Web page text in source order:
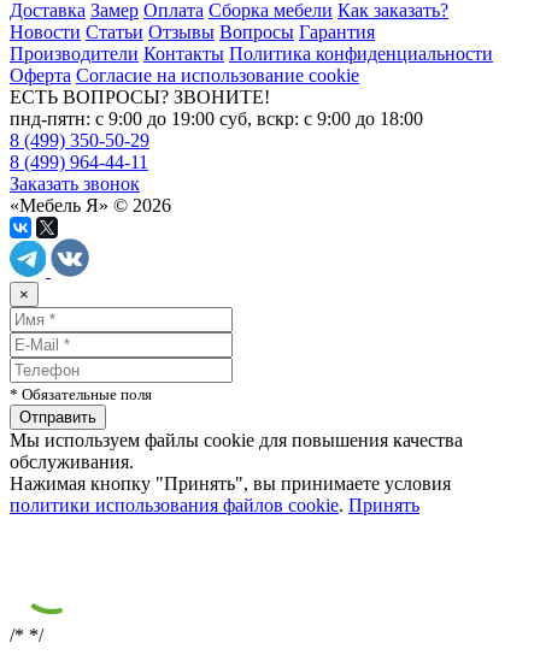
Доставка Замер Оплата Сборка мебели Как заказать?
Новости Статьи Отзывы Вопросы Гарантия
Производители Контакты Политика конфиденциальности
Оферта Согласие на использование cookie
ЕСТЬ ВОПРОСЫ? ЗВОНИТЕ!
пнд-пятн: с 9:00 до 19:00 суб, вскр: с 9:00 до 18:00
8 (499) 350-50-29
8 (499) 964-44-11
Заказать звонок
«Мебель Я» © 2026
×
* Обязательные поля
Мы используем файлы cookie для повышения качества
обслуживания.
Нажимая кнопку "Принять", вы принимаете условия
политики использования файлов cookie. Принять
/* */